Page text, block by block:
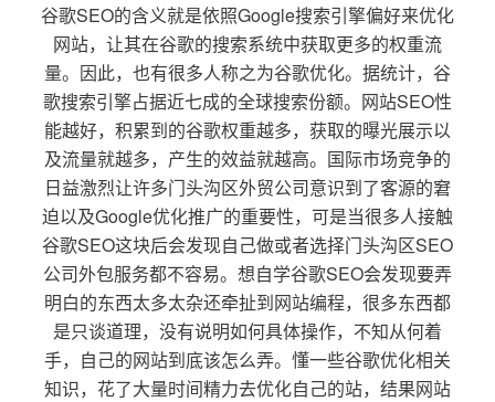
谷歌SEO的含义就是依照Google搜索引擎偏好来优化
网站，让其在谷歌的搜索系统中获取更多的权重流
量。因此，也有很多人称之为谷歌优化。据统计，谷
歌搜索引擎占据近七成的全球搜索份额。网站SEO性
能越好，积累到的谷歌权重越多，获取的曝光展示以
及流量就越多，产生的效益就越高。国际市场竞争的
日益激烈让许多门头沟区外贸公司意识到了客源的窘
迫以及Google优化推广的重要性，可是当很多人接触
谷歌SEO这块后会发现自己做或者选择门头沟区SEO
公司外包服务都不容易。想自学谷歌SEO会发现要弄
明白的东西太多太杂还牵扯到网站编程，很多东西都
是只谈道理，没有说明如何具体操作，不知从何着
手，自己的网站到底该怎么弄。懂一些谷歌优化相关
知识，花了大量时间精力去优化自己的站，结果网站